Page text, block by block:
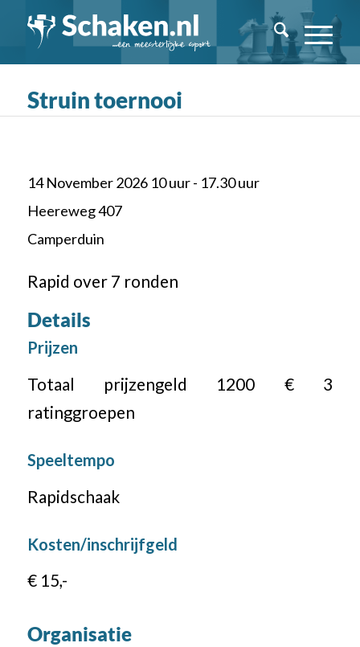
Struin toernooi
14 November 2026 10 uur - 17.30 uur
Heereweg 407
Camperduin
Rapid over 7 ronden
Details
Prijzen
Totaal prijzengeld 1200 € 3
ratinggroepen
Speeltempo
Rapidschaak
Kosten/inschrijfgeld
€ 15,-
Organisatie